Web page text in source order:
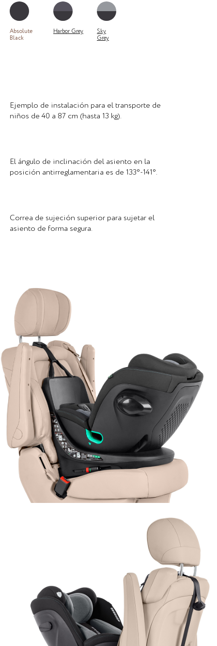
Absolute
Black
Harbor Grey
Sky
Grey
Ejemplo de instalación para el transporte de
niños de 40 a 87 cm (hasta 13 kg).
El ángulo de inclinación del asiento en la
posición antirreglamentaria es de 133°-141°.
Correa de sujeción superior para sujetar el
asiento de forma segura.